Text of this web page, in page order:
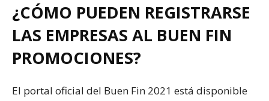
¿CÓMO PUEDEN REGISTRARSE
LAS EMPRESAS AL BUEN FIN
PROMOCIONES?
El portal oficial del Buen Fin 2021 está disponible